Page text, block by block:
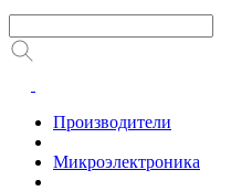
Производители
Микроэлектроника